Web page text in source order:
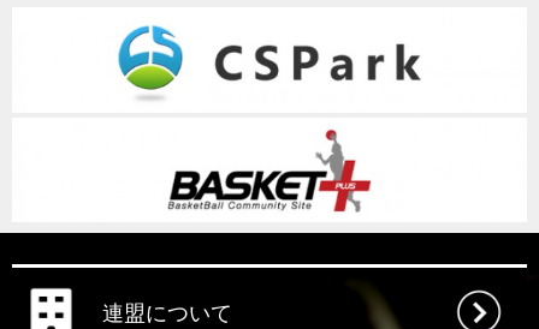
連盟について